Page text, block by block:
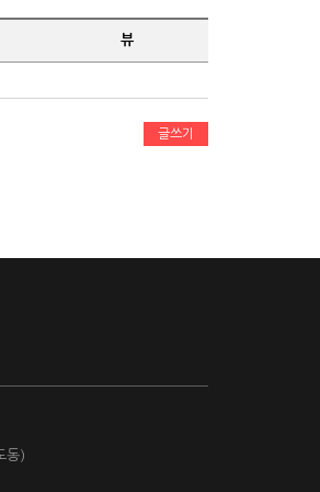
뷰
글쓰기
동)